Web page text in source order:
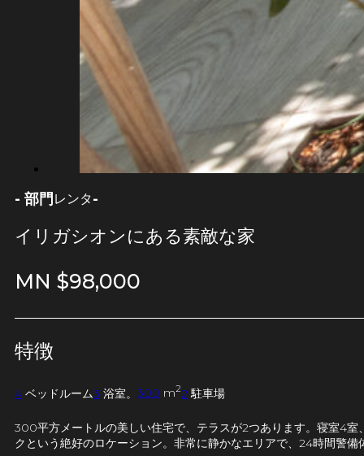
- 部門 レンタ-
イリガシオンにある素敵な家
MN $98,000
特徴
4 ベッドルーム3 浴室。 300 m22 駐車場
300平方メートルの美しい住宅で、テラスが2つあります。寝室4
クという絶好のロケーション。非常に静かなエリアで、24時間警備